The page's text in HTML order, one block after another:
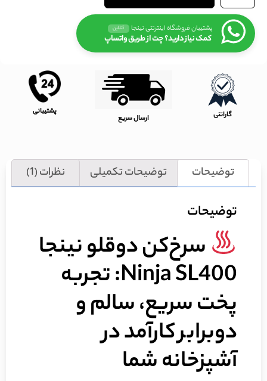
پشتیبان فروشگاه اینترنتی نینجا آنلاین
کمک نیاز دارید؟ چت از طریق واتساپ
گارانتی ارسال سریع
پشتیبانی
توضیحات توضیحات تکمیلی نظرات (1)
توضیحات
سرخ‌کن دوقلو نینجا
Ninja SL400: تجربه
پخت سریع، سالم و
دوبرابر کارآمد در
آشپزخانه شما